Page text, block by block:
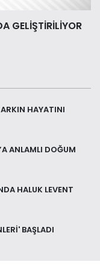
GELİŞTİRİLİYOR
HAYATINI
ANLAMLI DOĞUM
HALUK LEVENT
BAŞLADI